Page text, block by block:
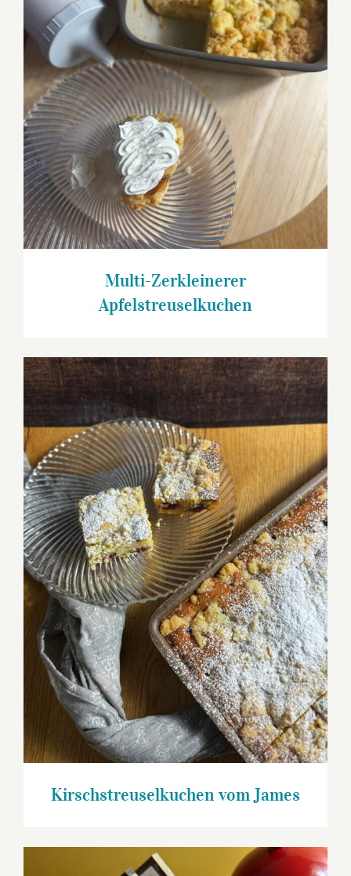
Multi-Zerkleinerer Apfelstreuselkuchen
Multi-Zerkleinerer
Apfelstreuselkuchen
Kirschstreuselkuchen vom James
Kirschstreuselkuchen vom James